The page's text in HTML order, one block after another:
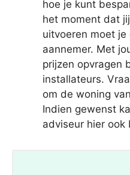
hoe je kunt
het moment dat
uitvoeren moet
aannemer. Met
prijzen opvragen
installateurs.
om de woning
Indien gewenst
adviseur hier ook